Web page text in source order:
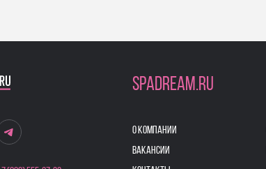
SPADREAM.RU
О КОМПАНИИ
ВАКАНСИИ